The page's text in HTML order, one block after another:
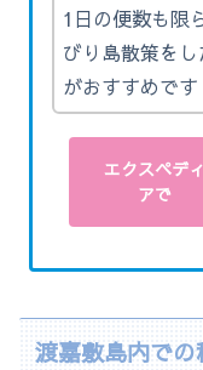
1日の便数も限
びり島散策を
がおすすめです
エクスペディ
アで
渡嘉敷島内で